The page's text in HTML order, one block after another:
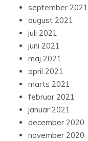
september 2021
august 2021
juli 2021
juni 2021
maj 2021
april 2021
marts 2021
februar 2021
januar 2021
december 2020
november 2020